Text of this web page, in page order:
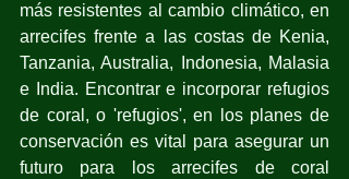
más resistentes al cambio climático, en
arrecifes frente a las costas de Kenia,
Tanzania, Australia, Indonesia, Malasia
e India. Encontrar e incorporar refugios
de coral, o 'refugios', en los planes de
conservación es vital para asegurar un
futuro para los arrecifes de coral